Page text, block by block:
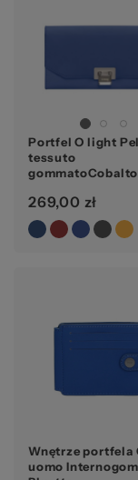
Portfel O light
tessuto
gommatoCobalto
269,00 zł
Wnętrze portfela
uomo